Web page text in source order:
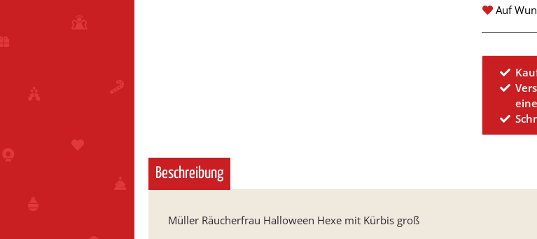
Auf
Beschreibung
Müller Räucherfrau Halloween Hexe mit Kürbis groß